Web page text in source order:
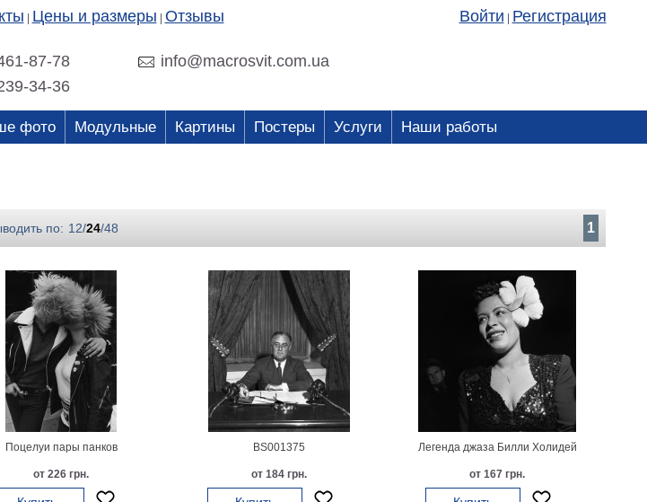
Цены и размеры Отзывы Войти Регистрация
87-78
info@macrosvit.com.ua
34-36
фото Модульные Картины Постеры Услуги Наши работы
по: 12/24/48 1
Поцелуи пары панков
от 226 грн.
BS001375
от 184 грн.
Легенда джаза Билли Холидей
от 167 грн.